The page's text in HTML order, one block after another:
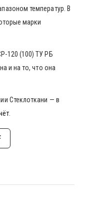
температур. В
марки
120 (100) ТУ РБ
и на то, что она
Стеклоткани — в
.